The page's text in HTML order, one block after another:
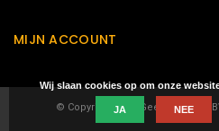
MIJN ACCOUNT
© Copyright 2026 Geeks Heaven
Wij slaan cookies op om onze
JA NEE